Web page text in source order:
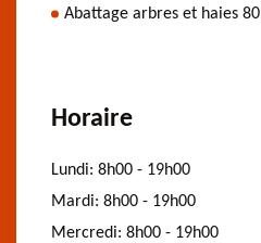
Abattage arbres et haies 80
Horaire
Lundi: 8h00 - 19h00
Mardi: 8h00 - 19h00
Mercredi: 8h00 - 19h00